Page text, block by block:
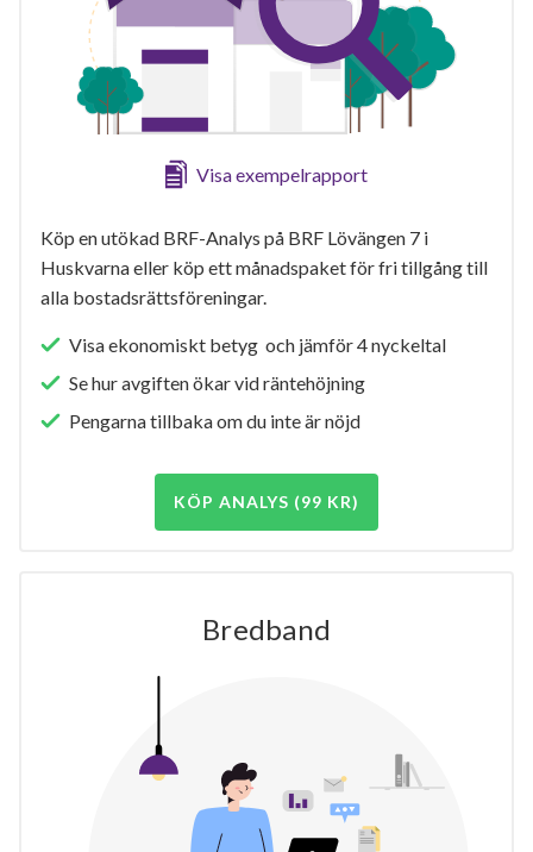
Visa exempelrapport
Köp en utökad BRF-Analys på BRF Lövängen 7 i
Huskvarna eller köp ett månadspaket för fri tillgång till
alla bostadsrättsföreningar.
Visa ekonomiskt betyg och jämför 4 nyckeltal
Se hur avgiften ökar vid räntehöjning
Pengarna tillbaka om du inte är nöjd
KÖP ANALYS (99 KR)
Bredband